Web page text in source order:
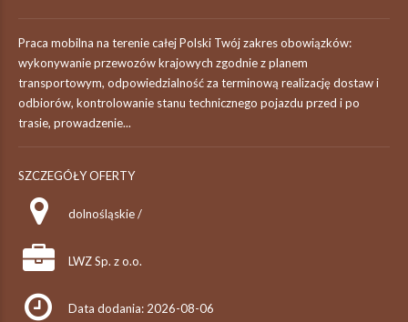
Praca mobilna na terenie całej Polski Twój zakres obowiązków:
wykonywanie przewozów krajowych zgodnie z planem
transportowym, odpowiedzialność za terminową realizację dostaw i
odbiorów, kontrolowanie stanu technicznego pojazdu przed i po
trasie, prowadzenie...
SZCZEGÓŁY OFERTY
dolnośląskie /
LWZ Sp. z o.o.
Data dodania: 2026-08-06